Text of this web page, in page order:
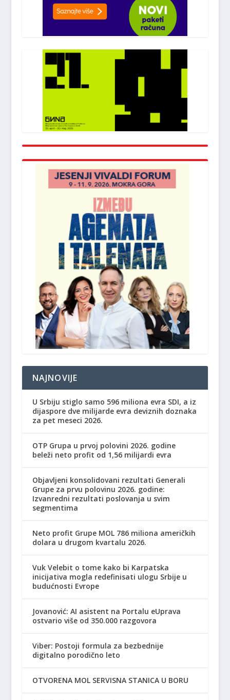
NAJNOVIJE
U Srbiju stiglo samo 596 miliona evra SDI, a iz
dijaspore dve milijarde evra deviznih doznaka
za pet meseci 2026.
OTP Grupa u prvoj polovini 2026. godine
beleži neto profit od 1,56 milijardi evra
Objavljeni konsolidovani rezultati Generali
Grupe za prvu polovinu 2026. godine:
Izvanredni rezultati poslovanja u svim
segmentima
Neto profit Grupe MOL 786 miliona američkih
dolara u drugom kvartalu 2026.
Vuk Velebit o tome kako bi Karpatska
inicijativa mogla redefinisati ulogu Srbije u
budućnosti Evrope
Jovanović: AI asistent na Portalu eUprava
ostvario više od 350.000 razgovora
Viber: Postoji formula za bezbednije
digitalno porodično leto
OTVORENA MOL SERVISNA STANICA U BORU